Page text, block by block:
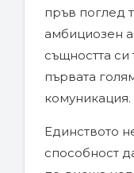
пръв поглед
амбициозен
същността си
първата
комуникация.
Единството
способност